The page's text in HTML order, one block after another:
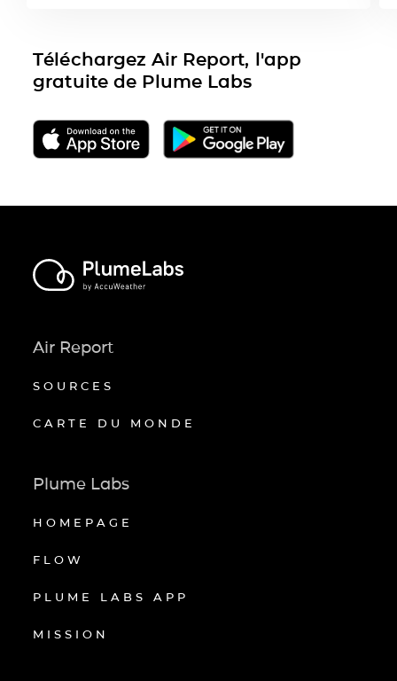
Téléchargez Air Report, l'app
gratuite de Plume Labs
Air Report
SOURCES
CARTE DU MONDE
Plume Labs
HOMEPAGE
FLOW
PLUME LABS APP
MISSION